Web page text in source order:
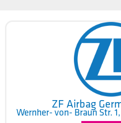
ZF Airbag
Wernher- von- Braun Str.